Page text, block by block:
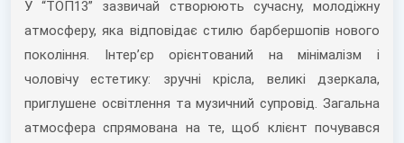
У “ТОП13” зазвичай створюють сучасну, молодіжну
атмосферу, яка відповідає стилю барбершопів нового
покоління. Інтер’єр орієнтований на мінімалізм і
чоловічу естетику: зручні крісла, великі дзеркала,
приглушене освітлення та музичний супровід. Загальна
атмосфера спрямована на те, щоб клієнт почувався